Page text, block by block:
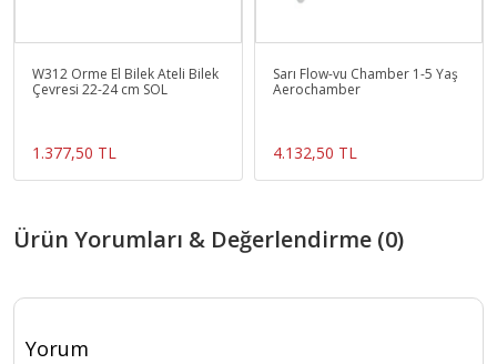
W312 Örme El Bilek Ateli Bilek
Çevresi 22-24 cm SOL
1.377,50 TL
Sarı Flow-vu Chamber 1-5 Yaş
Aerochamber
4.132,50 TL
Ürün Yorumları & Değerlendirme (0)
Yorum